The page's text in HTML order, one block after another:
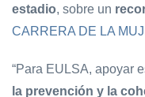
estadio, sobre un
CARRERA DE LA
“Para EULSA, apoyar
la prevención y la